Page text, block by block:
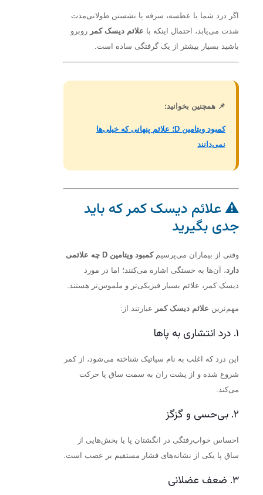
اگر درد شما با عطسه، سرفه یا نشستن طولانی‌مدت
شدت می‌یابد، احتمال اینکه با علائم دیسک کمر روبرو
باشید بسیار بیشتر از یک گرفتگی ساده است.
📌 همچنین بخوانید:
کمبود ویتامین D؛ علائم پنهانی که خیلی‌ها
نمی‌دانند
⚠️ علائم دیسک کمر که باید
جدی بگیرید
وقتی از بیماران می‌پرسیم
کمبود ویتامین D چه علائمی
دارد، آن‌ها به خستگی اشاره می‌کنند؛ اما در مورد
دیسک کمر، علائم بسیار فیزیکی‌تر و ملموس‌تر هستند.
مهم‌ترین علائم دیسک کمر عبارتند از:
۱. درد انتشاری به پاها
این درد که اغلب به نام سیاتیک شناخته می‌شود، از کمر
شروع شده و از پشت ران به سمت ساق پا حرکت
می‌کند.
۲. بی‌حسی و گزگز
احساس خواب‌رفتگی در انگشتان پا یا بخش‌هایی از
ساق پا یکی از نشانه‌های فشار مستقیم بر عصب است.
۳. ضعف عضلانی